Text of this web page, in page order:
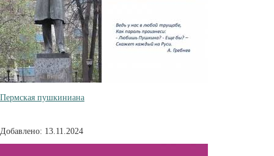
Пермская пушкиниана
Добавлено: 13.11.2024